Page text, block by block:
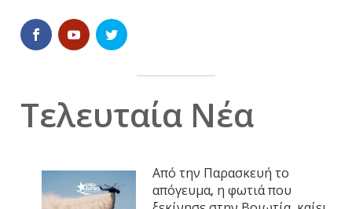
Τελευταία Νέα
Από την Παρασκευή το
απόγευμα, η φωτιά που